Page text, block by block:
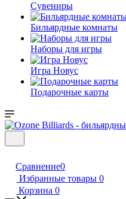
Сувениры
Бильярдные комнаты
Наборы для игры
Игра Новус
Подарочные карты
Сравнение0
Избранные товары 0
Корзина 0